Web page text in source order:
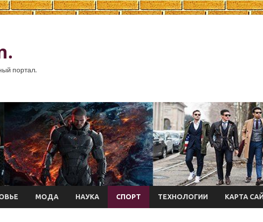
портал.
МОДА НАУКА СПОРТ ТЕХНОЛОГИИ КАРТА